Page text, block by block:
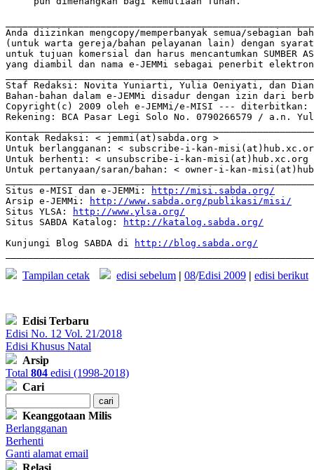
http://misi.sabda.org/
Arsip e-JEMMi:
http://www.sabda.org/publikasi/misi/
Situs YLSA:
http://www.ylsa.org/
Situs SABDA Katalog:
http://katalog.sabda.org/
Kunjungi Blog SABDA di
http://blog.sabda.org/
Tampilan cetak edisi sebelum | 08/Edisi 2009 | edisi berikut
Edisi Terbaru
Edisi No. 12 Vol. 21/2018
Edisi Khusus Natal
Arsip
Total 804 edisi (1998-2018)
Cari
Keanggotaan Milis
Berlangganan
Berhenti
Ganti alamat email
Relasi